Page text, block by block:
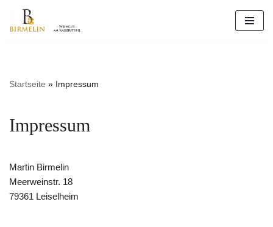
Zum
Startseite » Impressum
Impressum
Martin Birmelin
Meerweinstr. 18
79361 Leiselheim